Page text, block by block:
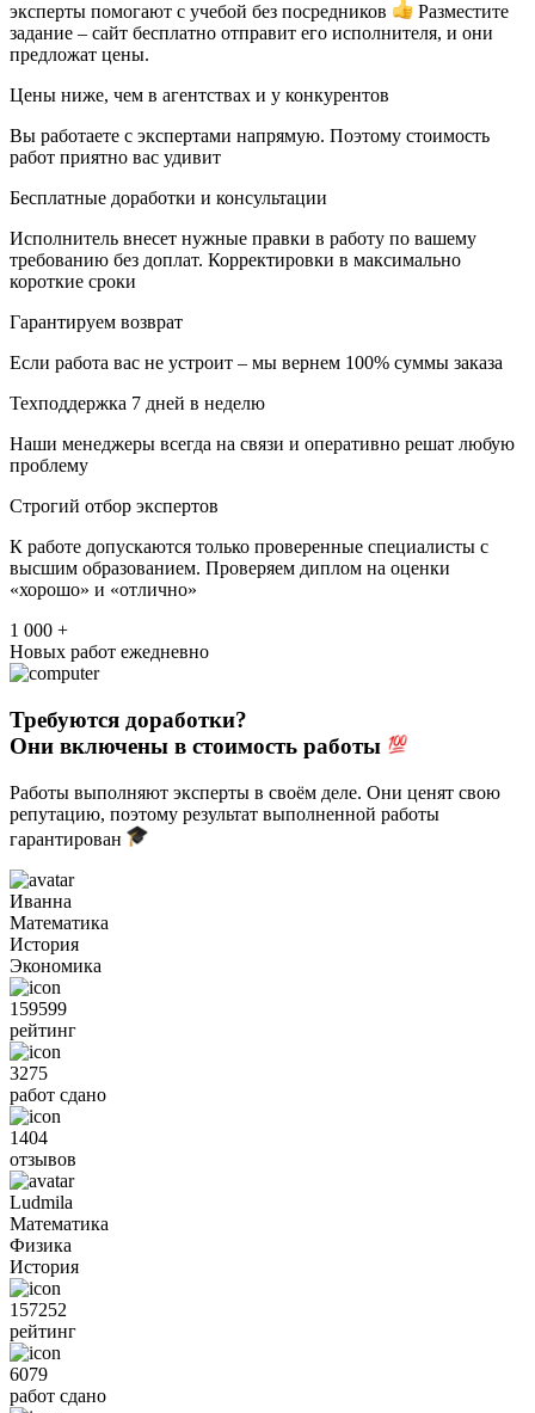
эксперты помогают с учебой без посредников
Разместите
задание – сайт бесплатно отправит его исполнителя, и они
предложат цены.
Цены ниже, чем в агентствах и у конкурентов
Вы работаете с экспертами напрямую. Поэтому стоимость
работ приятно вас удивит
Бесплатные доработки и консультации
Исполнитель внесет нужные правки в работу по вашему
требованию без доплат. Корректировки в максимально
короткие сроки
Гарантируем возврат
Если работа вас не устроит – мы вернем 100% суммы заказа
Техподдержка 7 дней в неделю
Наши менеджеры всегда на связи и оперативно решат любую
проблему
Строгий отбор экспертов
К работе допускаются только проверенные специалисты с
высшим образованием. Проверяем диплом на оценки
«хорошо» и «отлично»
1 000 +
Новых работ ежедневно
Требуются доработки?
Они включены в стоимость работы
Работы выполняют эксперты в своём деле. Они ценят свою
репутацию, поэтому результат выполненной работы
гарантирован
Иванна
Математика
История
Экономика
159599
рейтинг
3275
работ сдано
1404
отзывов
Ludmila
Математика
Физика
История
157252
рейтинг
6079
работ сдано